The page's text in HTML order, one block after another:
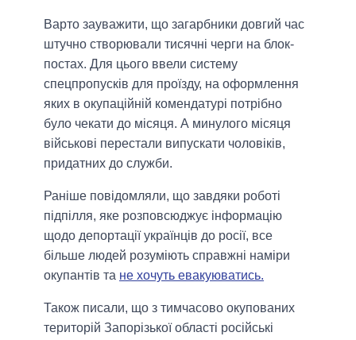
Варто зауважити, що загарбники довгий час
штучно створювали тисячні черги на блок-
постах. Для цього ввели систему
спецпропусків для проїзду, на оформлення
яких в окупаційній комендатурі потрібно
було чекати до місяця. А минулого місяця
військові перестали випускати чоловіків,
придатних до служби.
Раніше повідомляли, що завдяки роботі
підпілля, яке розповсюджує інформацію
щодо депортації українців до росії, все
більше людей розуміють справжні наміри
окупантів та не хочуть евакуюватись.
Також писали, що з тимчасово окупованих
територій Запорізької області російські